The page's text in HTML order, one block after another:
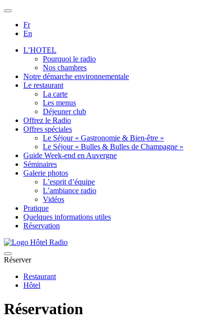
Fr
En
L’HOTEL
Pourquoi le radio
Nos chambres
Notre démarche environnementale
Le restaurant
La carte
Les menus
Déjeuner club
Offrez le Radio
Offres spéciales
Le Séjour « Gastronomie & Bien-être »
Le Séjour « Bulles & Bulles de Champagne »
Guide Week-end en Auvergne
Séminaires
Galerie photos
L’esprit d’équipe
L’ambiance radio
Vidéos
Pratique
Quelques informations utiles
Réservation
Réserver
Restaurant
Hôtel
Réservation